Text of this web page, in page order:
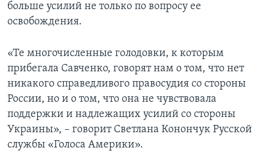
больше усилий не только по вопросу ее
освобождения.
«Те многочисленные голодовки, к которым
прибегала Савченко, говорят нам о том, что нет
никакого справедливого правосудия со стороны
России, но и о том, что она не чувствовала
поддержки и надлежащих усилий со стороны
Украины», – говорит Светлана Конончук Русской
службы «Голоса Америки».